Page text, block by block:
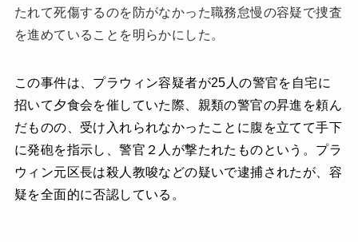
たれて死傷するのを防がなかった職務怠慢の容疑で捜査
を進めていることを明らかにした。
この事件は、プラウィン容疑者が25 人の警官を自宅に
招いて夕食会を催していた際、親類の警官の昇進を頼ん
だものの、受け入れられなかったことに腹を立てて手下
に発砲を指示し、警官２人が撃たれたものという。プラ
ウィン元区長は殺人教唆などの疑いで逮捕されたが、容
疑を全面的に否認している。